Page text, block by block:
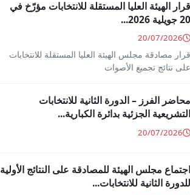
قرار الهيئة العليا المستقلة للانتخابات مؤرّخ في
20 جويلية 2026...
20/07/2026
قرار مصادقة مجلس الهيئة العليا المستقلة للانتخابات
على نتائج تجميع الأصوات
محاضر الفرز – الدورة الثانية للانتخابات
التشريعية الجزئية بدائرة الكبارية...
20/07/2026
اجتماع مجلس الهيئة للمصادقة على النتائج الأولية
للدورة الثانية للانتخابات...